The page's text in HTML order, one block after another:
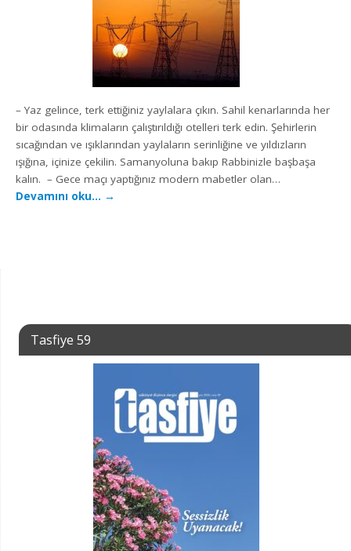
– Yaz gelince, terk ettiğiniz yaylalara çıkın. Sahil kenarlarında her
bir odasında klimaların çalıştırıldığı otelleri terk edin. Şehirlerin
sıcağından ve ışıklarından yaylaların serinliğine ve yıldızların
ışığına, içinize çekilin. Samanyoluna bakıp Rabbinizle başbaşa
kalın. – Gece maçı yaptığınız modern mabetler olan…
Devamını oku… →
Tasfiye 59